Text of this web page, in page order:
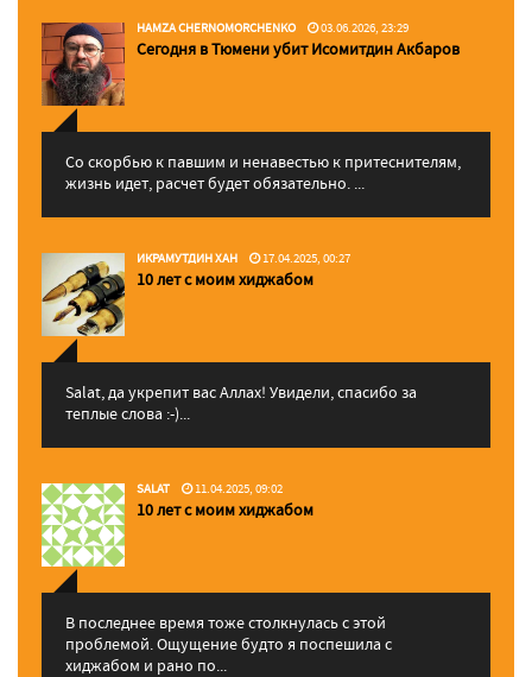
HAMZA CHERNOMORCHENKO 03.06.2026, 23:29
Сегодня в Тюмени убит Исомитдин Акбаров
Со скорбью к павшим и ненавестью к притеснителям,
жизнь идет, расчет будет обязательно. ...
ИКРАМУТДИН ХАН 17.04.2025, 00:27
10 лет с моим хиджабом
Salat, да укрепит вас Аллаx! Увидели, спасибо за
теплые слова :-)...
SALAT 11.04.2025, 09:02
10 лет с моим хиджабом
В последнее время тоже столкнулась с этой
проблемой. Ощущение будто я поспешила с
хиджабом и рано по...